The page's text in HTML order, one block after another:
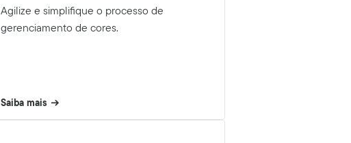
Agilize e simplifique o processo de
gerenciamento de cores.
Saiba mais